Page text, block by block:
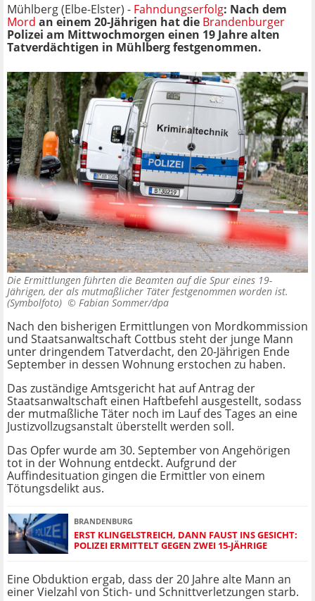
Mühlberg (Elbe-Elster) - Fahndungserfolg: Nach dem
Mord an einem 20-Jährigen hat die Brandenburger
Polizei am Mittwochmorgen einen 19 Jahre alten
Tatverdächtigen in Mühlberg festgenommen.
Die Ermittlungen führten die Beamten auf die Spur eines 19-
Jährigen, der als mutmaßlicher Täter festgenommen worden ist.
(Symbolfoto) © Fabian Sommer/dpa
Nach den bisherigen Ermittlungen von Mordkommission
und Staatsanwaltschaft Cottbus steht der junge Mann
unter dringendem Tatverdacht, den 20-Jährigen Ende
September in dessen Wohnung erstochen zu haben.
Das zuständige Amtsgericht hat auf Antrag der
Staatsanwaltschaft einen Haftbefehl ausgestellt, sodass
der mutmaßliche Täter noch im Lauf des Tages an eine
Justizvollzugsanstalt überstellt werden soll.
Das Opfer wurde am 30. September von Angehörigen
tot in der Wohnung entdeckt. Aufgrund der
Auffindesituation gingen die Ermittler von einem
Tötungsdelikt aus.
BRANDENBURG
ERST KLINGELSTREICH, DANN FAUST INS GESICHT:
POLIZEI ERMITTELT GEGEN ZWEI 15-JÄHRIGE
Eine Obduktion ergab, dass der 20 Jahre alte Mann an
einer Vielzahl von Stich- und Schnittverletzungen starb.